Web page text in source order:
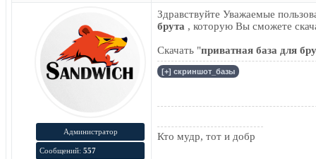
Администратор
Сообщений: 557
Здравствуйте Уважаемые
брута , которую Вы сможете
Скачать "приватная база для
Кто мудр, тот и добр